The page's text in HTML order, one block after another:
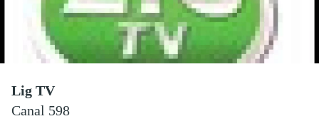
Lig TV
Canal 598